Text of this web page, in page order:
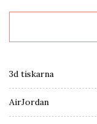
3d tiskarna
AirJordan